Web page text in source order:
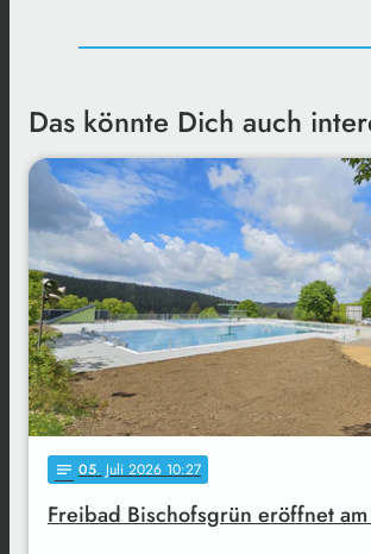
Das könnte Dich auch
notes 05. Juli 2026 10:27
Freibad Bischofsgrün eröffnet am